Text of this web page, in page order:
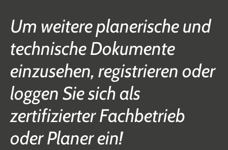
Um weitere planerische und
technische Dokumente
einzusehen, registrieren oder
loggen Sie sich als
zertifizierter Fachbetrieb
oder Planer ein!